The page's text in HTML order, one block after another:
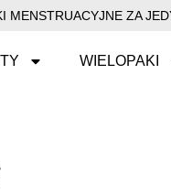
MENSTRUACYJNE ZA
WIELOPAKI